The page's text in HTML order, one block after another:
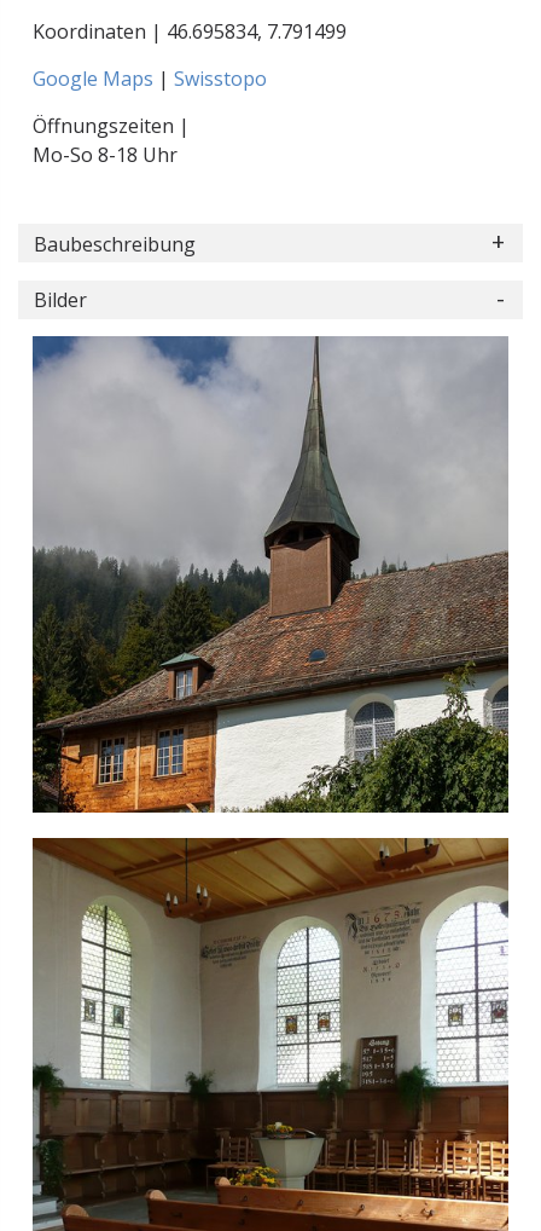
Koordinaten | 46.695834, 7.791499
Google Maps | Swisstopo
Öffnungszeiten |
Mo-So 8-18 Uhr
Baubeschreibung
Bilder